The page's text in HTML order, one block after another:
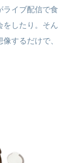
ライブ配信で食
をしたり。そん
するだけで、